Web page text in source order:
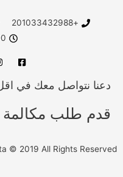
+201033432988
دعنا نتواصل معك في اقل من
قدم طلب مكالمة
© 2019 All Rights Reserved